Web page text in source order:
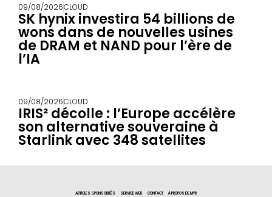
09/08/2026CLOUD
SK hynix investira 54 billions de
wons dans de nouvelles usines
de DRAM et NAND pour l’ère de
l’IA
09/08/2026CLOUD
IRIS² décolle : l’Europe accélère
son alternative souveraine à
Starlink avec 348 satellites
ARTICLES SPONSORITÉS SERVICE WEB CONTACT À PROPOS DE MYR